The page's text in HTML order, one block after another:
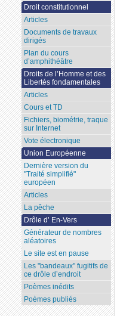
Droit constitutionnel
Articles
Documents de travaux
dirigés
Plan du cours
d’amphithéâtre
Droits de l’Homme et des
Libertés fondamentales
Articles
Cours et TD
Fichiers, biométrie, traque
sur Internet
Vote électronique
Union Européenne
Dernière version du
"Traité simplifié"
européen
Articles
La pêche
Drôle d’ En-Vers
Générateur de nombres
aléatoires
Le site est en pause
Les "bandeaux" fugitifs de
ce drôle d’endroit
Poèmes inédits
Poèmes publiés